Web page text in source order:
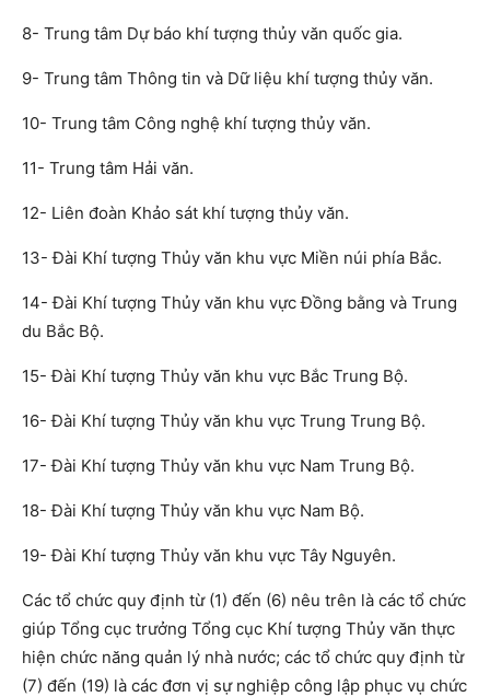
8- Trung tâm Dự báo khí tượng thủy văn quốc gia.
9- Trung tâm Thông tin và Dữ liệu khí tượng thủy văn.
10- Trung tâm Công nghệ khí tượng thủy văn.
11- Trung tâm Hải văn.
12- Liên đoàn Khảo sát khí tượng thủy văn.
13- Đài Khí tượng Thủy văn khu vực Miền núi phía Bắc.
14- Đài Khí tượng Thủy văn khu vực Đồng bằng và Trung
du Bắc Bộ.
15- Đài Khí tượng Thủy văn khu vực Bắc Trung Bộ.
16- Đài Khí tượng Thủy văn khu vực Trung Trung Bộ.
17- Đài Khí tượng Thủy văn khu vực Nam Trung Bộ.
18- Đài Khí tượng Thủy văn khu vực Nam Bộ.
19- Đài Khí tượng Thủy văn khu vực Tây Nguyên.
Các tổ chức quy định từ (1) đến (6) nêu trên là các tổ chức
giúp Tổng cục trưởng Tổng cục Khí tượng Thủy văn thực
hiện chức năng quản lý nhà nước; các tổ chức quy định từ
(7) đến (19) là các đơn vị sự nghiệp công lập phục vụ chức